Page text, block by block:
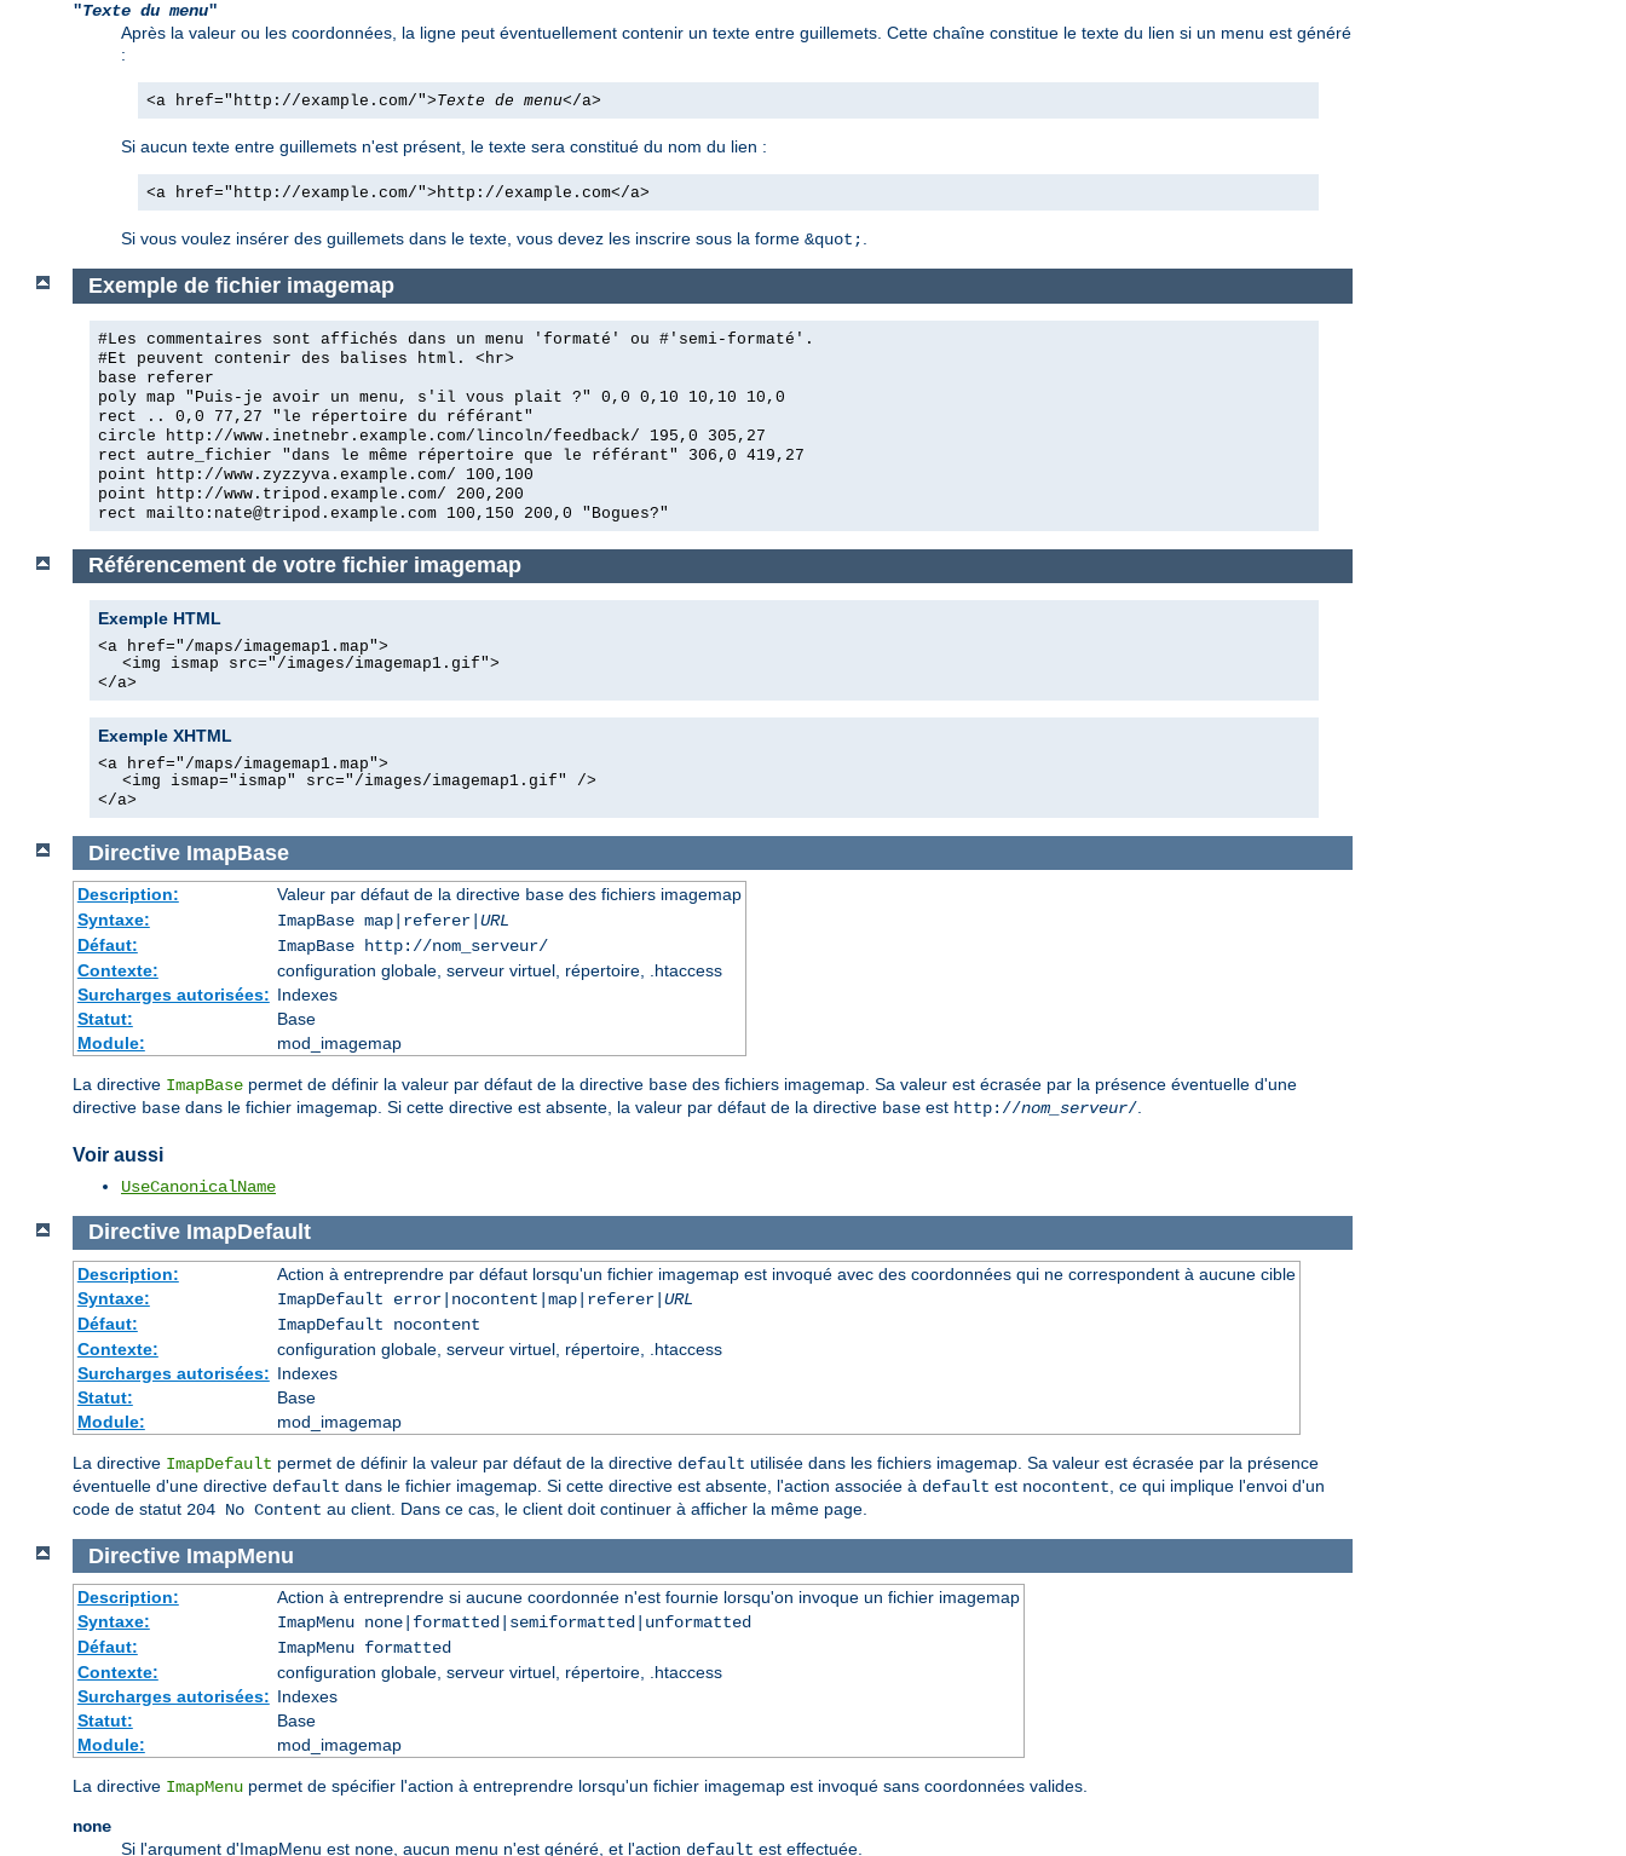
"Texte du menu"
Après la valeur ou les coordonnées, la ligne peut éventuellement contenir un texte entre guillemets. Cette chaîne constitue le texte du lien si un menu est généré
:
<a href="http://example.com/">Texte de menu</a>
Si aucun texte entre guillemets n'est présent, le texte sera constitué du nom du lien :
<a href="http://example.com/">http://example.com</a>
Si vous voulez insérer des guillemets dans le texte, vous devez les inscrire sous la forme &quot;.
Exemple de fichier imagemap
#Les commentaires sont affichés dans un menu 'formaté' ou #'semi-formaté'.
#Et peuvent contenir des balises html. <hr>
base referer
poly map "Puis-je avoir un menu, s'il vous plait ?" 0,0 0,10 10,10 10,0
rect .. 0,0 77,27 "le répertoire du référant"
circle http://www.inetnebr.example.com/lincoln/feedback/ 195,0 305,27
rect autre_fichier "dans le même répertoire que le référant" 306,0 419,27
point http://www.zyzzyva.example.com/ 100,100
point http://www.tripod.example.com/ 200,200
rect mailto:nate@tripod.example.com 100,150 200,0 "Bogues?"
Référencement de votre fichier imagemap
Exemple HTML
<a href="/maps/imagemap1.map">
<img ismap src="/images/imagemap1.gif">
</a>
Exemple XHTML
<a href="/maps/imagemap1.map">
<img ismap="ismap" src="/images/imagemap1.gif" />
</a>
Directive ImapBase
Description: Valeur par défaut de la directive basedes fichiers imagemap
Syntaxe:
ImapBase map|referer| URL
Défaut:
ImapBase http://nom_serveur/
Contexte:
configuration globale, serveur virtuel, répertoire, .htaccess
Surcharges autorisées: Indexes
Statut:
Base
Module:
mod_imagemap
La directive ImapBase permet de définir la valeur par défaut de la directive base des fichiers imagemap. Sa valeur est écrasée par la présence éventuelle d'une
directive base dans le fichier imagemap. Si cette directive est absente, la valeur par défaut de la directive base est http://nom_serveur/.
Voir aussi
UseCanonicalName
Directive ImapDefault
Description:
Action à entreprendre par défaut lorsqu'un fichier imagemap est invoqué avec des coordonnées qui ne correspondent à aucune cible
Syntaxe:
ImapDefault error|nocontent|map|referer| URL
Défaut:
ImapDefault nocontent
Contexte:
configuration globale, serveur virtuel, répertoire, .htaccess
Surcharges autorisées: Indexes
Statut:
Base
Module:
mod_imagemap
La directive ImapDefault permet de définir la valeur par défaut de la directive default utilisée dans les fichiers imagemap. Sa valeur est écrasée par la présence
éventuelle d'une directive default dans le fichier imagemap. Si cette directive est absente, l'action associée à default est nocontent , ce qui implique l'envoi d'un
code de statut 204 No Content au client. Dans ce cas, le client doit continuer à afficher la même page.
Directive ImapMenu
Description:
Action à entreprendre si aucune coordonnée n'est fournie lorsqu'on invoque un fichier imagemap
Syntaxe:
ImapMenu none|formatted|semiformatted|unformatted
Défaut:
ImapMenu formatted
Contexte:
configuration globale, serveur virtuel, répertoire, .htaccess
Surcharges autorisées: Indexes
Statut:
Base
Module:
mod_imagemap
La directive ImapMenu permet de spécifier l'action à entreprendre lorsqu'un fichier imagemap est invoqué sans coordonnées valides.
none
Si l'argument d'ImapMenu est none, aucun menu n'est généré, et l'action default est effectuée.